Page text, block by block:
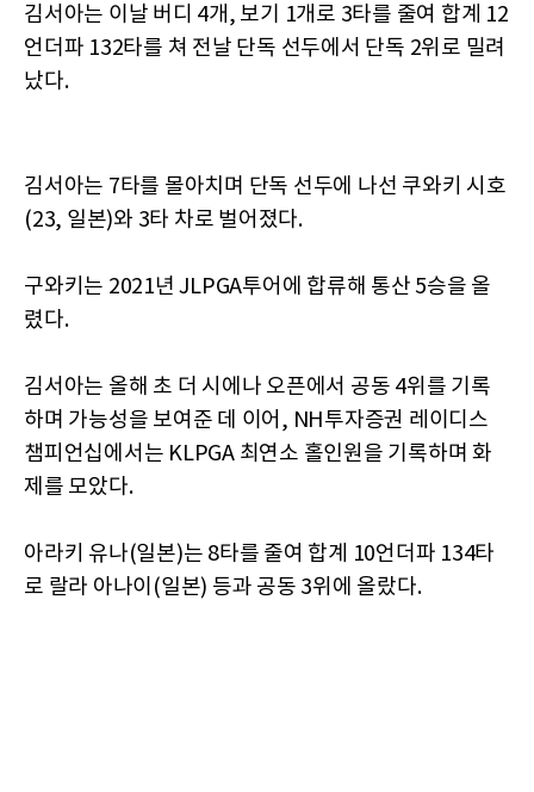
김서아는 이날 버디 4개, 보기 1개로 3타를 줄여 합계 12
언더파 132타를 쳐 전날 단독 선두에서 단독 2위로 밀려
났다.
김서아는 7타를 몰아치며 단독 선두에 나선 쿠와키 시호
(23, 일본)와 3타 차로 벌어졌다.
구와키는 2021년 JLPGA투어에 합류해 통산 5승을 올
렸다.
김서아는 올해 초 더 시에나 오픈에서 공동 4위를 기록
하며 가능성을 보여준 데 이어, NH투자증권 레이디스
챔피언십에서는 KLPGA 최연소 홀인원을 기록하며 화
제를 모았다.
아라키 유나(일본)는 8타를 줄여 합계 10언더파 134타
로 랄라 아나이(일본) 등과 공동 3위에 올랐다.